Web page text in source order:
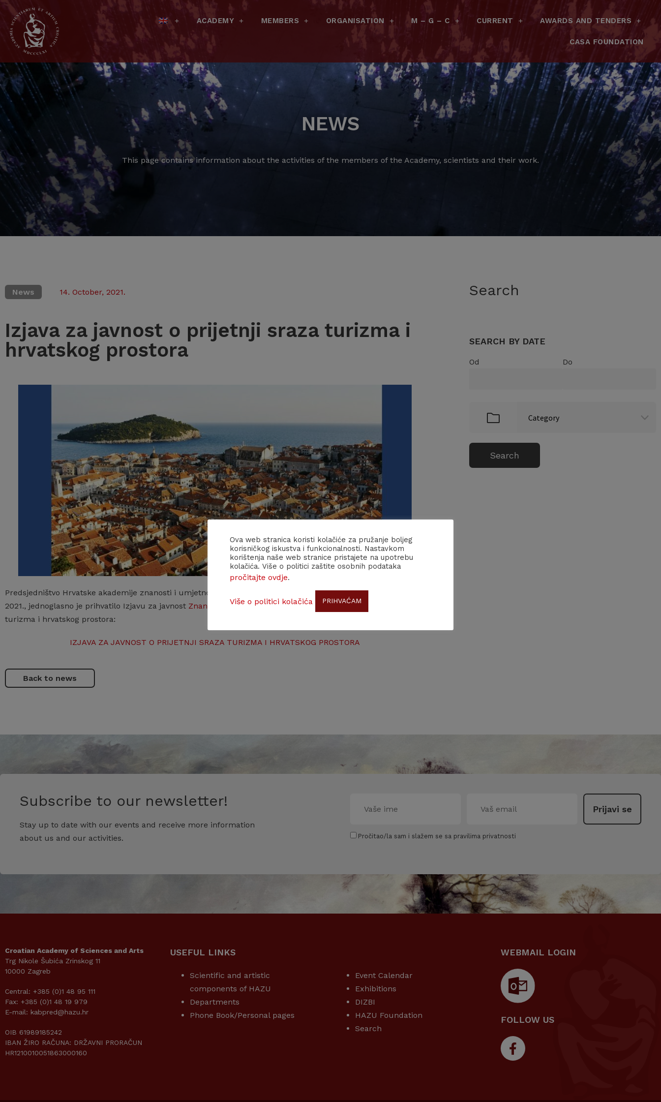
ACADEMY MEMBERS ORGANISATION M – G – C CURRENT AWARDS AND TENDERS
CASA FOUNDATION
NEWS
This page contains information about the activities of the members of the Academy, scientists and their work.
News 14. October, 2021.
Izjava za javnost o prijetnji sraza turizma i
hrvatskog prostora
Predsjedništvo Hrvatske akademije znanosti i umjetnosti na svojoj 7. (270.) redovitoj sjednici održanoj 29. rujna
2021., jednoglasno je prihvatilo Izjavu za javnost Znanstvenog vijeća za turizam i prostor HAZU
turizma i hrvatskog prostora:
IZJAVA ZA JAVNOST O PRIJETNJI SRAZA TURIZMA I HRVATSKOG PROSTORA
Back to news
Search
SEARCH BY DATE
Od Do
Subscribe to our newsletter!
Stay up to date with our events and receive more information
about us and our activities.
Pročitao/la sam i slažem se sa pravilima privatnosti
Croatian Academy of Sciences and Arts
Trg Nikole Šubića Zrinskog 11
10000 Zagreb
Central: +385 (0)1 48 95 111
Fax: +385 (0)1 48 19 979
E-mail: kabpred@hazu.hr
OIB 61989185242
IBAN ŽIRO RAČUNA: DRŽAVNI PRORAČUN
HR1210010051863000160
USEFUL LINKS
Scientific and artistic
components of HAZU
Departments
Phone Book/Personal pages
Event Calendar
Exhibitions
DIZBI
HAZU Foundation
Search
WEBMAIL LOGIN
FOLLOW US
Ova web stranica koristi kolačiće za pružanje boljeg
korisničkog iskustva i funkcionalnosti. Nastavkom
korištenja naše web stranice pristajete na upotrebu
kolačića. Više o politici zaštite osobnih podataka
pročitajte ovdje.
Više o politici kolačića PRIHVAĆAM